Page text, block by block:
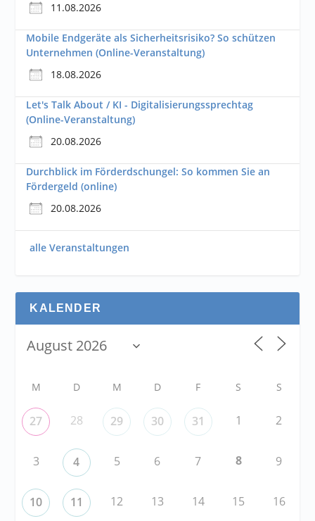
11.08.2026
Mobile Endgeräte als Sicherheitsrisiko? So schützen
Unternehmen (Online-Veranstaltung)
18.08.2026
Let's Talk About / KI - Digitalisierungssprechtag
(Online-Veranstaltung)
20.08.2026
Durchblick im Förderdschungel: So kommen Sie an
Fördergeld (online)
20.08.2026
alle Veranstaltungen
KALENDER
M D M D F S S
27 28 29 30 31 1 2
3 4 5 6 7 8 9
10 11 12 13 14 15 16